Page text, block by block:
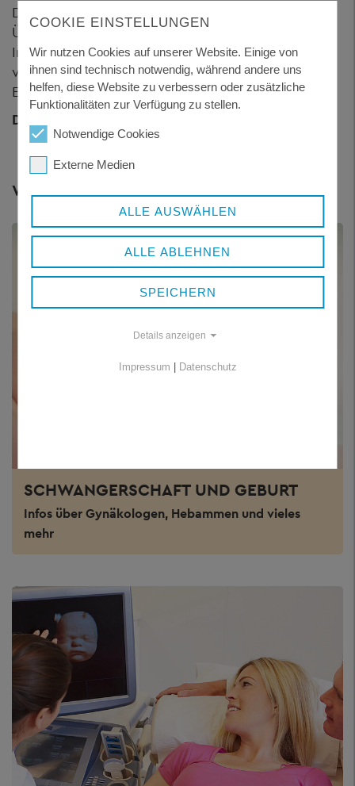
Der Flyer "Informierte Eltern" bietet eine gute
Übersicht an Kursen, Gruppen und
Informationsveranstaltungen für eine
verantwortungsbewusste und glückliche
Elternschaft.
Download (KEB Freyung)
Weitere Themen
SCHWANGERSCHAFT UND GEBURT
Infos über Gynäkologen, Hebammen und vieles
mehr
COOKIE EINSTELLUNGEN
Wir nutzen Cookies auf unserer Website. Einige von
ihnen sind technisch notwendig, während andere uns
helfen, diese Website zu verbessern oder zusätzliche
Funktionalitäten zur Verfügung zu stellen.
Notwendige Cookies
Externe Medien
ALLE AUSWÄHLEN
ALLE ABLEHNEN
SPEICHERN
Details anzeigen
Impressum | Datenschutz